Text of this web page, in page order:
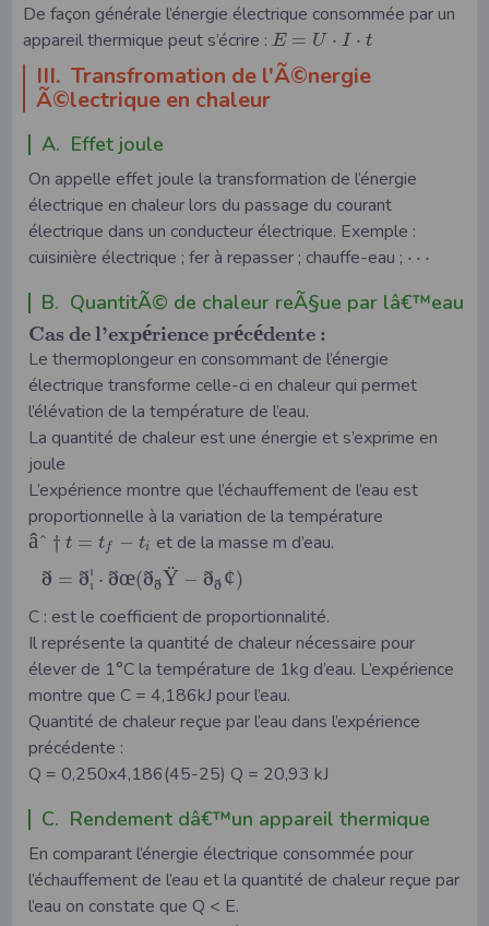
De façon générale l’énergie électrique consommée par un
appareil thermique peut s’écrire : E = U ⋅ I ⋅ t
III. Transfromation de l'Ã©nergie
Ã©lectrique en chaleur
A. Effet joule
On appelle effet joule la transformation de l’énergie
électrique en chaleur lors du passage du courant
électrique dans un conducteur électrique. Exemple :
cuisinière électrique ; fer à repasser ; chauffe-eau ; ⋯
B. QuantitÃ© de chaleur reÃ§ue par lâ€™eau
Casdel’expérienceprécédente :
Le thermoplongeur en consommant de l’énergie
électrique transforme celle-ci en chaleur qui permet
l’élévation de la température de l’eau.
La quantité de chaleur est une énergie et s’exprime en
joule
L’expérience montre que l’échauffement de l’eau est
proportionnelle à la variation de la température
âˆ † t = tf − ti et de la masse m d’eau.
ð = ð¦ ⋅ ðœ(ððŸ − ðð¢)
C : est le coefficient de proportionnalité.
Il représente la quantité de chaleur nécessaire pour
élever de 1°C la température de 1kg d’eau. L’expérience
montre que C = 4,186kJ pour l’eau.
Quantité de chaleur reçue par l’eau dans l’expérience
précédente :
Q = 0,250x4,186(45-25) Q = 20,93 kJ
C. Rendement dâ€™un appareil thermique
En comparant l’énergie électrique consommée pour
l’échauffement de l’eau et la quantité de chaleur reçue par
l’eau on constate que Q < E.